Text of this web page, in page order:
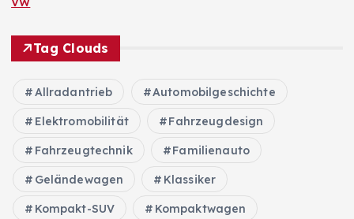
Tag Clouds
Allradantrieb Automobilgeschichte
Elektromobilität Fahrzeugdesign
Fahrzeugtechnik Familienauto
Geländewagen Klassiker
Kompakt-SUV Kompaktwagen